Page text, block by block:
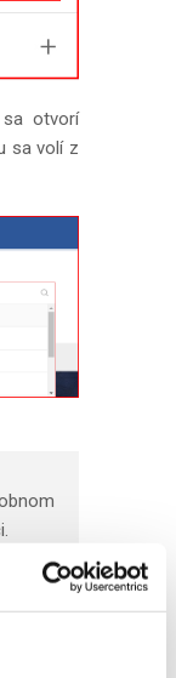
sa otvorí
sa volí z
Priradiť.